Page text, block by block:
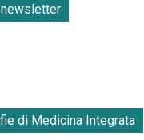
di Medicina Integrata